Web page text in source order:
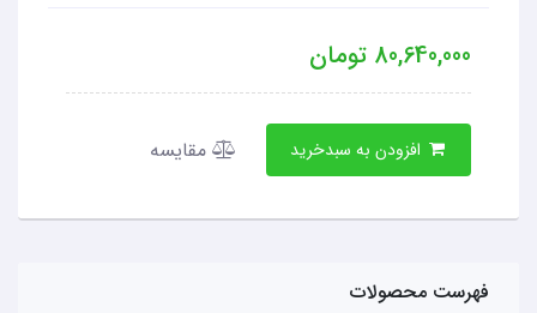
80,640,000 تومان
مقایسه
فهرست محصولات